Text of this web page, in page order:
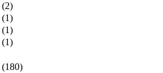
(2)
(1)
(1)
(1)
(180)